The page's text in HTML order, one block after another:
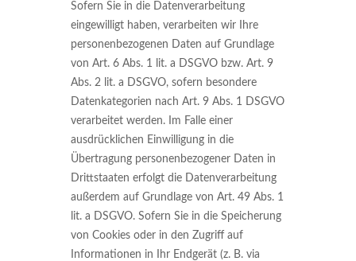
Sofern Sie in die Datenverarbeitung
eingewilligt haben, verarbeiten wir Ihre
personenbezogenen Daten auf Grundlage
von Art. 6 Abs. 1 lit. a DSGVO bzw. Art. 9
Abs. 2 lit. a DSGVO, sofern besondere
Datenkategorien nach Art. 9 Abs. 1 DSGVO
verarbeitet werden. Im Falle einer
ausdrücklichen Einwilligung in die
Übertragung personenbezogener Daten in
Drittstaaten erfolgt die Datenverarbeitung
außerdem auf Grundlage von Art. 49 Abs. 1
lit. a DSGVO. Sofern Sie in die Speicherung
von Cookies oder in den Zugriff auf
Informationen in Ihr Endgerät (z. B. via